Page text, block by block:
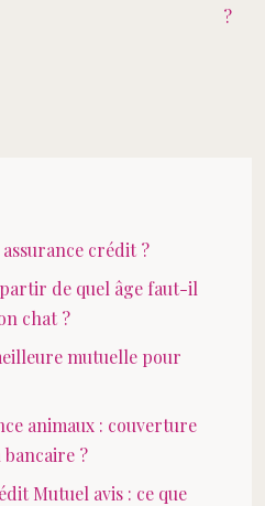
?
crédit ?
de quel âge faut-il
chat ?
mutuelle pour
animaux : couverture
?
Mutuel avis : ce que